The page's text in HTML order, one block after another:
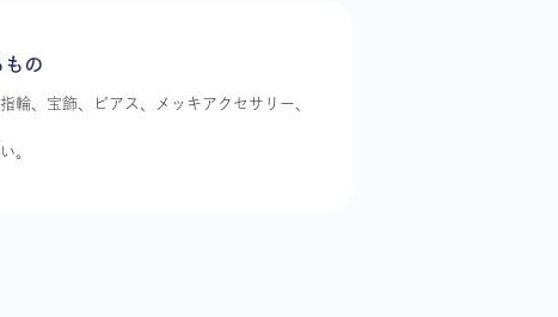
もの
輪、宝飾、ピアス、メッキアクセサリー、
。